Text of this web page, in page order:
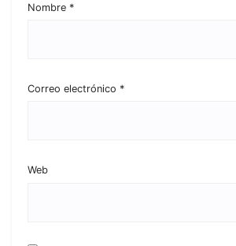
Nombre *
Correo electrónico *
Web